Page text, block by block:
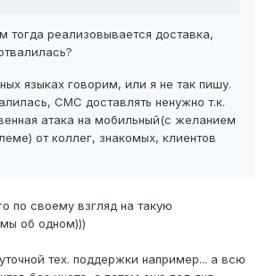
тогда реализовывается доставка,
языках говорим, или я не так пишу.
СМС доставлять ненужно т.к.
атака на мобильный(с желанием
от коллег, знакомых, клиентов
по своему взгляд на такую
об одном)))
тех. поддержки например... а всю